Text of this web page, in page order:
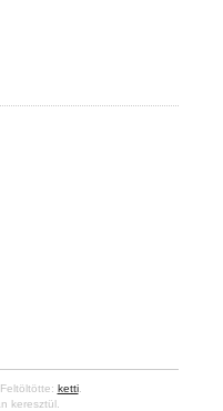
ketti.
keresztül.